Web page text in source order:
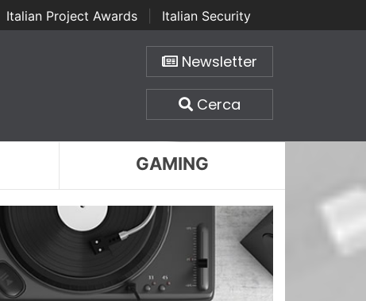
Italian Project Awards
Italian Security
Newsletter
Cerca
GAMING